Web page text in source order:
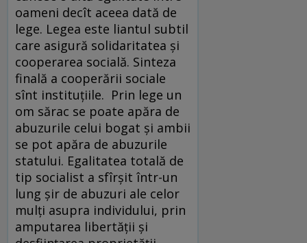
oameni decît aceea dată de
lege. Legea este liantul subtil
care asigură solidaritatea şi
cooperarea socială. Sinteza
finală a cooperării sociale
sînt instituţiile. Prin lege un
om sărac se poate apăra de
abuzurile celui bogat şi ambii
se pot apăra de abuzurile
statului. Egalitatea totală de
tip socialist a sfîrşit într-un
lung şir de abuzuri ale celor
mulţi asupra individului, prin
amputarea libertăţii şi